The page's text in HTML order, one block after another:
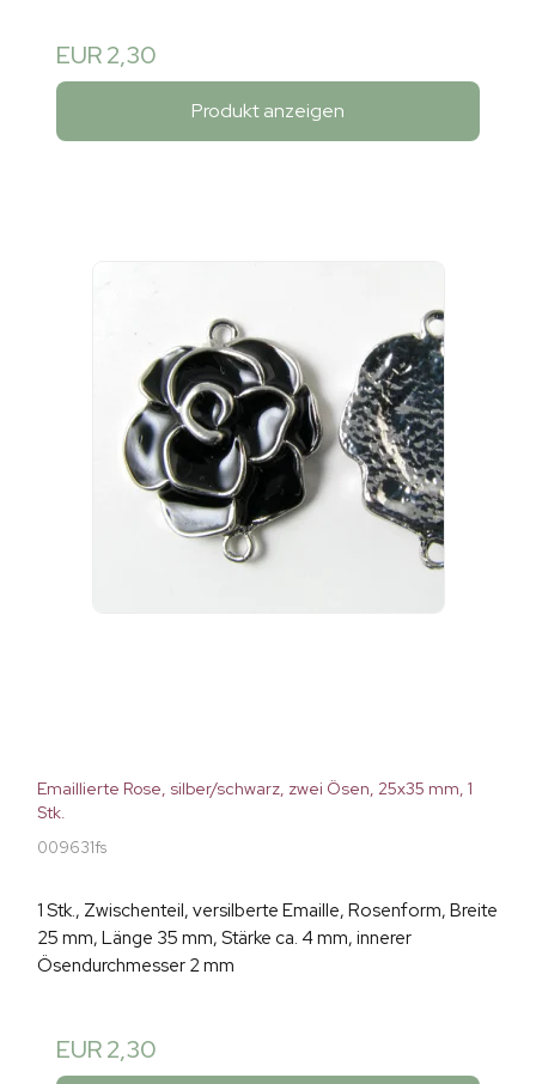
EUR 2,30
Produkt anzeigen
Emaillierte Rose, silber/schwarz, zwei Ösen, 25x35 mm, 1
Stk.
009631fs
1 Stk., Zwischenteil, versilberte Emaille, Rosenform, Breite
25 mm, Länge 35 mm, Stärke ca. 4 mm, innerer
Ösendurchmesser 2 mm
EUR 2,30